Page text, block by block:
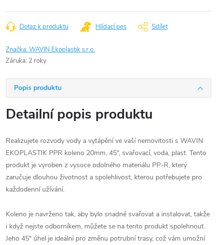
Dotaz k produktu Hlídací pes Sdílet
Značka:WAVIN Ekoplastik s.r.o.
Záruka: 2 roky
Popis produktu
Detailní popis produktu
Realizujete rozvody vody a vytápění ve vaší nemovitosti s WAVIN
EKOPLASTIK PPR koleno 20mm, 45°, svařovací, voda, plast. Tento
produkt je vyroben z vysoce odolného materiálu PP-R, který
zaručuje dlouhou životnost a spolehlivost, kterou potřebujete pro
každodenní užívání.
Koleno je navrženo tak, aby bylo snadné svařovat a instalovat, takže
i když nejste odborníkem, můžete se na tento produkt spolehnout.
Jeho 45° úhel je ideální pro změnu potrubní trasy, což vám umožní